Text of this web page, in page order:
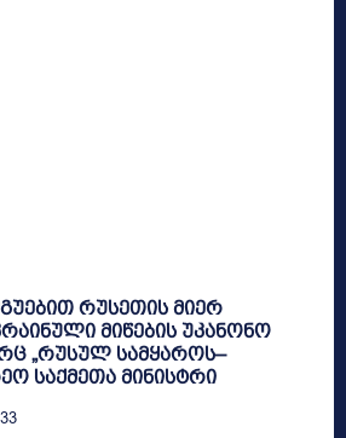
რუსეთის მიერ
მიწების უკანონო
„რუსულ სამყაროს–
საქმეთა მინისტრი